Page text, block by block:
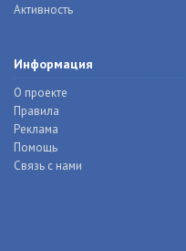
Активность
Информация
О проекте
Правила
Реклама
Помощь
Связь с нами